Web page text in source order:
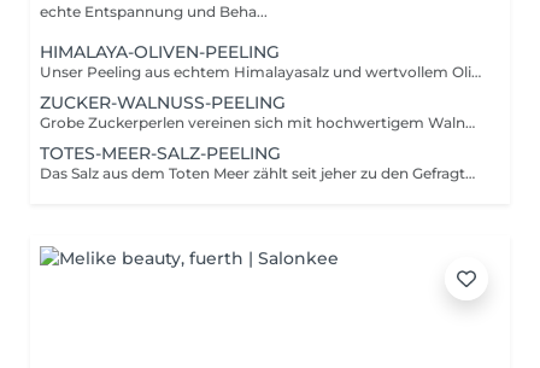
echte Entspannung und Beha...
HIMALAYA-OLIVEN-PEELING
Unser Peeling aus echtem Himalayasalz und wertvollem Olivenöl - eine Wohltat für die Haut vor jeder Massage. Erlesenes Himalayasalz hat den Ruf ein Gesundheits-Allrounder zu sein: Es soll giftige Stoffe im Körper lösen, den Blutdruck senken und sogar Gicht und rheumatische Beschwerden lindern können. Seit vielen tausend Jahren wird Olivenöl bereits zur Hautpflege verwendet. Mit seinen wertvollen Inhaltsstoffen ist es ein ideales Hautpflegemittel vor allem bei trockener und rissiger Haut. Seine antibakterielle Wirkung schützt die Haut und macht sie weich und geschmeidig.
ZUCKER-WALNUSS-PEELING
Grobe Zuckerperlen vereinen sich mit hochwertigem Walnussöl zu einem wunderbaren Sugarscrub, das die Poren öffnet und abgestorbene Hautschüppchen gekonnt entfernt - das Hautbild wirkt sofort jünger und frischer. Walnussöl enthält einen hohen Anteil an Linolsäure, die dafür sorgt, dass das Öl schnell in die Haut einzieht und sie dabei weich und geschmeidig macht. Selbst trockenste und irritierte Haut kann so an Elastizität zurückgewinnen und wird mild gepflegt. Durch die entzündungshemmende Wirkung der Vitamine, Säuren und Antioxidantien im Walnussöl können auch Hautunreinheiten minimiert werden.
TOTES-MEER-SALZ-PEELING
Das Salz aus dem Toten Meer zählt seit jeher zu den Gefragtesten in der Kosmetikbranche, denn kein anderes Gewässer weltweit weist einen derart hohen Salz- und Mineralstoffgehalt auf. Beim Peeling mit Totem Meer Salz werden nicht nur abgestorbene Hautschüppchen entfernt und die Durchblutung gefördert; die enthaltenen Mineralstoffe und Spurenelemente werden über die Haut aufgenommen und entfalten ihre gesundheitsfördernde Wirkung.